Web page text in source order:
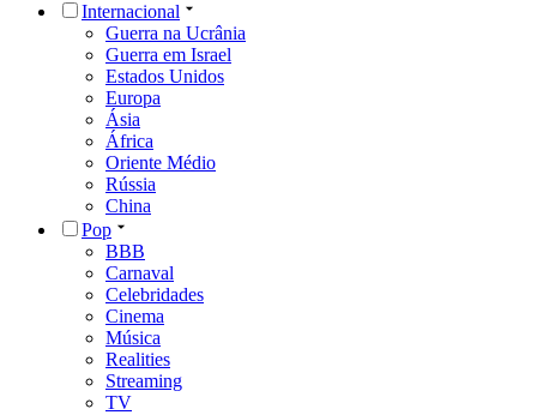
Internacional
Guerra na Ucrânia
Guerra em Israel
Estados Unidos
Europa
Ásia
África
Oriente Médio
Rússia
China
Pop
BBB
Carnaval
Celebridades
Cinema
Música
Realities
Streaming
TV